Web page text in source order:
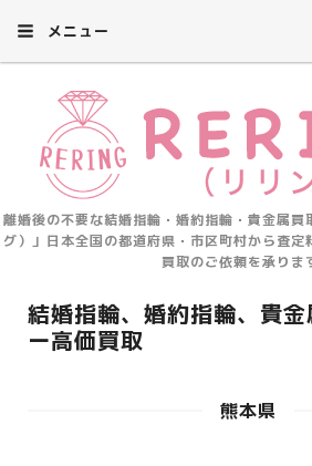
メニュー
離婚後の不要な結婚指輪・婚約指輪・貴金属
グ）」日本全国の都道府県・市区町村から査
買取のご依頼を承りま
結婚指輪、婚約指輪、貴金
ー高価買取
熊本県